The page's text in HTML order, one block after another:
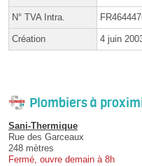
N° TVA Intra.
Création 4 juin
Plombiers à
Sani-Thermique
Rue des Garceaux
248 mètres
Fermé, ouvre demain à 8h